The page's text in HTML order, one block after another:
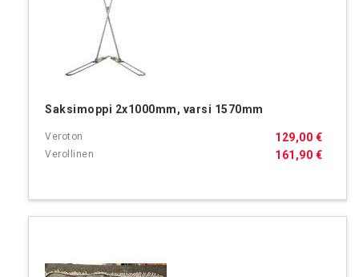
Saksimoppi 2x1000mm, varsi 1570mm
161,90 €
129,00 €